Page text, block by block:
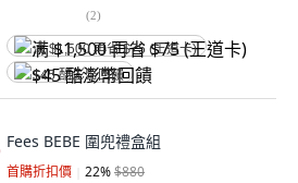
(2)
满 $1,500 再省 $75 (王道卡)
$45 酷澎幣回饋
Fees BEBE 圍兜禮盒組
首購折扣價 22%$880